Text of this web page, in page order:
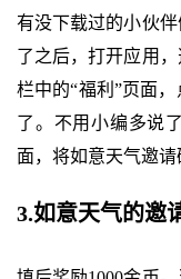
有没下载过的小伙
了之后，打开应用
栏中的“福利”页面
了。不用小编多说
面，将如意天气邀请
3.如意天气的邀